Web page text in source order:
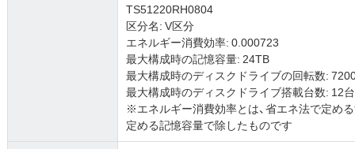
TS51220RH0804
区分名: V区分
エネルギー消費効率: 0.000723
最大構成時の記憶容量: 24TB
最大構成時のディスクドライブの回転数:
最大構成時のディスクドライブ搭載台数: 12
※エネルギー消費効率とは、省エネ法で定め
定める記憶容量で除したものです